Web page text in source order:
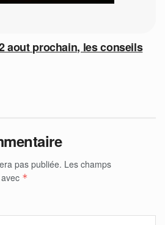
aout prochain, les conseils
pas publiée. Les champs
*